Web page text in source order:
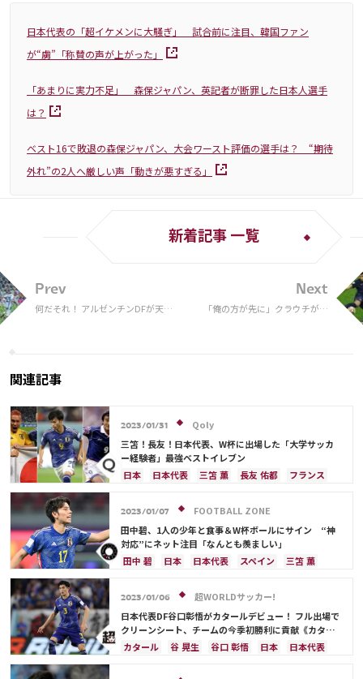
日本代表の「超イケメンに大騒ぎ」 試合前に注目、韓国ファン
が“虜”「称賛の声が上がった」
「あまりに実力不足」 森保ジャパン、英記者が断罪した日本人選手
は？
ベスト16で敗退の森保ジャパン、大会ワースト評価の選手は？ “期待
外れ”の2人へ厳しい声「動きが悪すぎる」
Prev
何だそれ！ アルゼンチンDFが天才
新着記事 一覧
Next
「俺の方が先に」クラウチがム
関連記事
2023/01/31
Qoly
三笘！長友！日本代表、W杯に出場した「大学サッカ
ー経験者」最強ベストイレブン
日本
日本代表 三笘 薫 長友 佑都
フランス
シュミット・ダニエル
中山 雄太
ポルトガル
アルゼンチン 韓国
谷 晃生
谷口 彰悟
柴崎 岳 伊東 純也
守田 英正
サディオ・マネ
2023/01/07
FOOTBALL ZONE
田中碧、1人の少年と食事＆W杯ボールにサイン “神
対応”にネット注目「なんとも羨ましい」
田中 碧
日本 日本代表 スペイン
三笘 薫
2023/01/06
超WORLDサッカー!
日本代表DF谷口彰悟がカタールデビュー！ フル出場で
クリーンシート、チームの今季初勝利に貢献《カター
ル・スターズリーグ》
カタール 谷 晃生 谷口 彰悟 日本 日本代表